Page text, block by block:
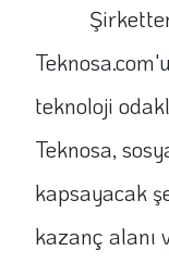
teknoloji
Teknosa,
kapsayacak
kazanç alanı